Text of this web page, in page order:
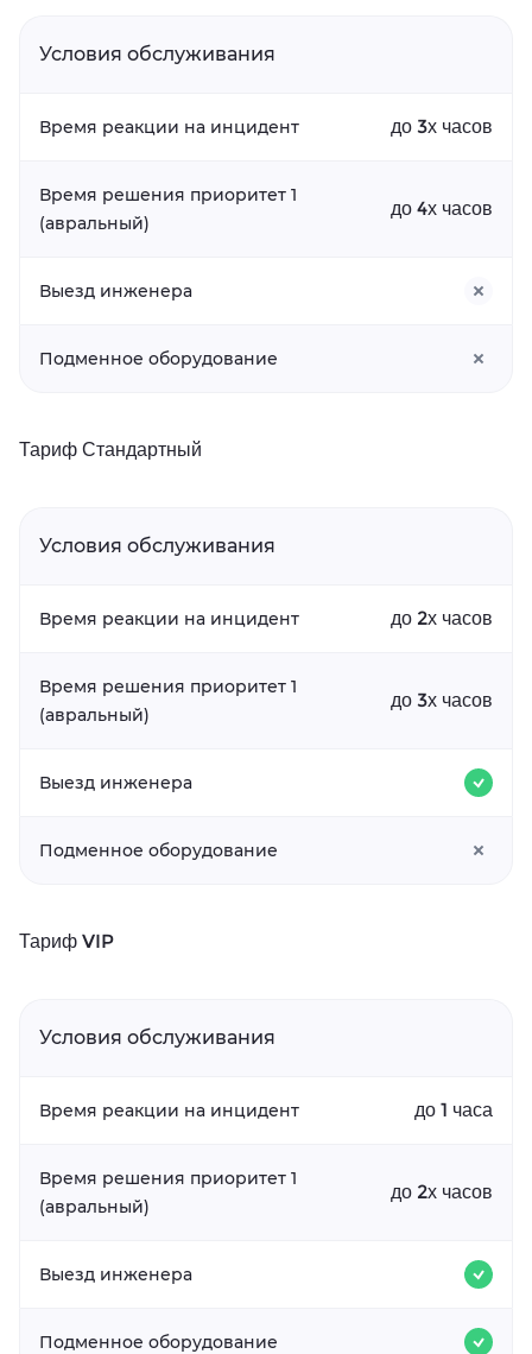
Условия обслуживания
Время реакции на инцидент до 3х часов
Время решения приоритет 1
(авральный)
до 4х часов
Выезд инженера
Подменное оборудование
Тариф Стандартный
Условия обслуживания
Время реакции на инцидент до 2х часов
Время решения приоритет 1
(авральный)
до 3х часов
Выезд инженера
Подменное оборудование
Тариф VIP
Условия обслуживания
Время реакции на инцидент до 1 часа
Время решения приоритет 1
(авральный)
до 2х часов
Выезд инженера
Подменное оборудование